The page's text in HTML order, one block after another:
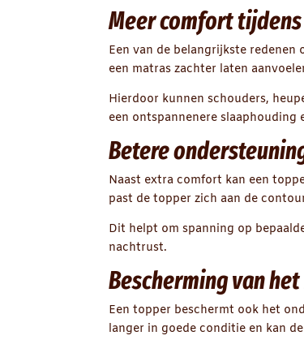
Meer comfort
Een van de belangrijkste
een matras zachter laten
Hierdoor kunnen schouders,
een ontspannenere slaaphouding
Betere
Naast extra comfort kan een
past de topper zich aan de
Dit helpt om spanning op
nachtrust.
Bescherming van
Een topper beschermt ook het
langer in goede conditie en kan